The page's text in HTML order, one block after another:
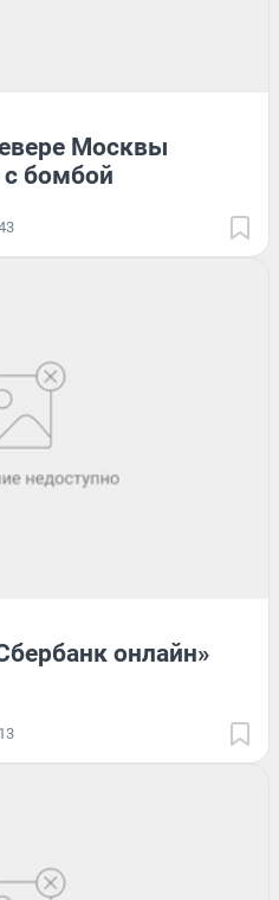
Москвы
бомбой
онлайн»